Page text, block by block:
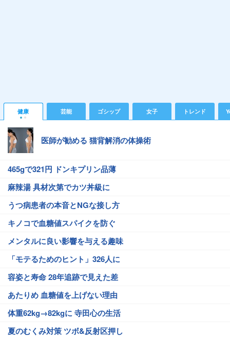
健康 芸能 ゴシップ 女子 トレンド
医師が勧める 猫背解消の体操術
465gで321円 ドンキプリン品薄
麻辣湯 具材次第でカツ丼級に
うつ病患者の本音とNGな接し方
キノコで血糖値スパイクを防ぐ
メンタルに良い影響を与える趣味
「モテるためのヒント」326人に
容姿と寿命 28年追跡で見えた差
あたりめ 血糖値を上げない理由
体重62kg→82kgに 寺田心の生活
夏のむくみ対策 ツボ&反射区押し